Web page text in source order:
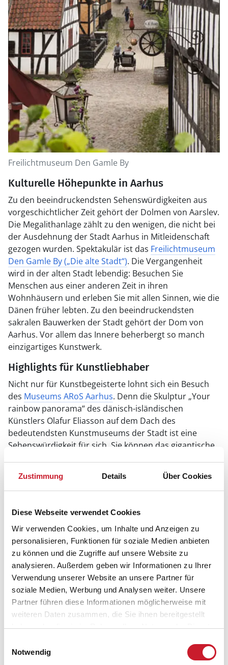
Zustimmung Details Über Cookies
Diese Webseite verwendet Cookies
Wir verwenden Cookies, um Inhalte und Anzeigen zu
personalisieren, Funktionen für soziale Medien anbieten
zu können und die Zugriffe auf unsere Website zu
analysieren. Außerdem geben wir Informationen zu Ihrer
Verwendung unserer Website an unsere Partner für
soziale Medien, Werbung und Analysen weiter. Unsere
Partner führen diese Informationen möglicherweise mit
weiteren Daten zusammen, die Sie ihnen bereitgestellt
haben oder die sie im Rahmen Ihrer Nutzung der Dienste
Notwendig
Freilichtmuseum Den Gamle By
Kulturelle Höhepunkte in Aarhus
Zu den beeindruckendsten Sehenswürdigkeiten aus
vorgeschichtlicher Zeit gehört der Dolmen von Aarslev.
Die Megalithanlage zählt zu den wenigen, die nicht bei
der Ausdehnung der Stadt Aarhus in Mitleidenschaft
gezogen wurden. Spektakulär ist das Freilichtmuseum
Den Gamle By („Die alte Stadt“). Die Vergangenheit
wird in der alten Stadt lebendig: Besuchen Sie
Menschen aus einer anderen Zeit in ihren
Wohnhäusern und erleben Sie mit allen Sinnen, wie die
Dänen früher lebten. Zu den beeindruckendsten
sakralen Bauwerken der Stadt gehört der Dom von
Aarhus. Vor allem das Innere beherbergt so manch
einzigartiges Kunstwerk.
Highlights für Kunstliebhaber
Nicht nur für Kunstbegeisterte lohnt sich ein Besuch
des Museums ARoS Aarhus. Denn die Skulptur „Your
rainbow panorama“ des dänisch-isländischen
Künstlers Olafur Eliasson auf dem Dach des
bedeutendsten Kunstmuseums der Stadt ist eine
Sehenswürdigkeit für sich. Sie können das gigantische
Panoramablick in allen Farben des Spektrums auf
Aarhus genießen. Weitere sehenswerte
Kunstausstellungen präsentieren das
Kunsthalle Aarhus.
Theater und Musik in Aarhus
Wenn Sie Theateraufführungen mögen, werden Sie
Aarhus lieben! Neben großen Theatersälen, die
klassische Dramen und große Stücke zeigen, gibt es
eine Menge kleinerer Bühnen, die sich auf
experimentelle Dramatik spezialisiert haben. Das
Teatret Gruppe 38 zeigt Aufführungen auf Dänisch und
Englisch. Einzigartig in Dänemark ist das Papiertheater
im Theater Svalegangen. In der Aarhuser Konzerthalle
finden neben Musikvorführungen auch Opern und